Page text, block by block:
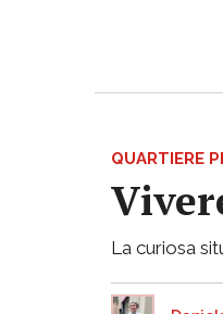
QUARTIERE
La curiosa